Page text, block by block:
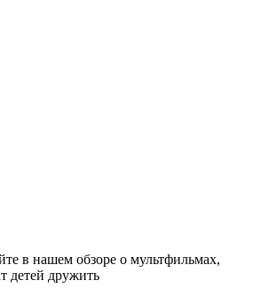
в нашем обзоре о мультфильмах,
детей дружить